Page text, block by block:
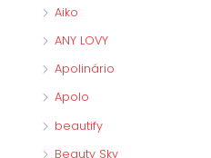
Aiko
ANY LOVY
Apolinário
Apolo
beautify
Beauty Sky